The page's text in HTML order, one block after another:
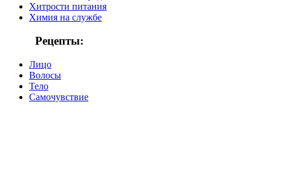
Хитрости питания
Химия на службе
Рецепты:
Лицо
Волосы
Тело
Самочувствие